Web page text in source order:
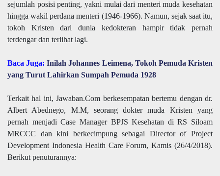
sejumlah posisi penting, yakni mulai dari menteri muda kesehatan
hingga wakil perdana menteri (1946-1966). Namun, sejak saat itu,
tokoh Kristen dari dunia kedokteran hampir tidak pernah
terdengar dan terlihat lagi.
Baca Juga: Inilah Johannes Leimena, Tokoh Pemuda Kristen
yang Turut Lahirkan Sumpah Pemuda 1928
Terkait hal ini, Jawaban.Com berkesempatan bertemu dengan dr.
Albert Abednego, M.M, seorang dokter muda Kristen yang
pernah menjadi Case Manager BPJS Kesehatan di RS Siloam
MRCCC dan kini berkecimpung sebagai Director of Project
Development Indonesia Health Care Forum, Kamis (26/4/2018).
Berikut penuturannya: